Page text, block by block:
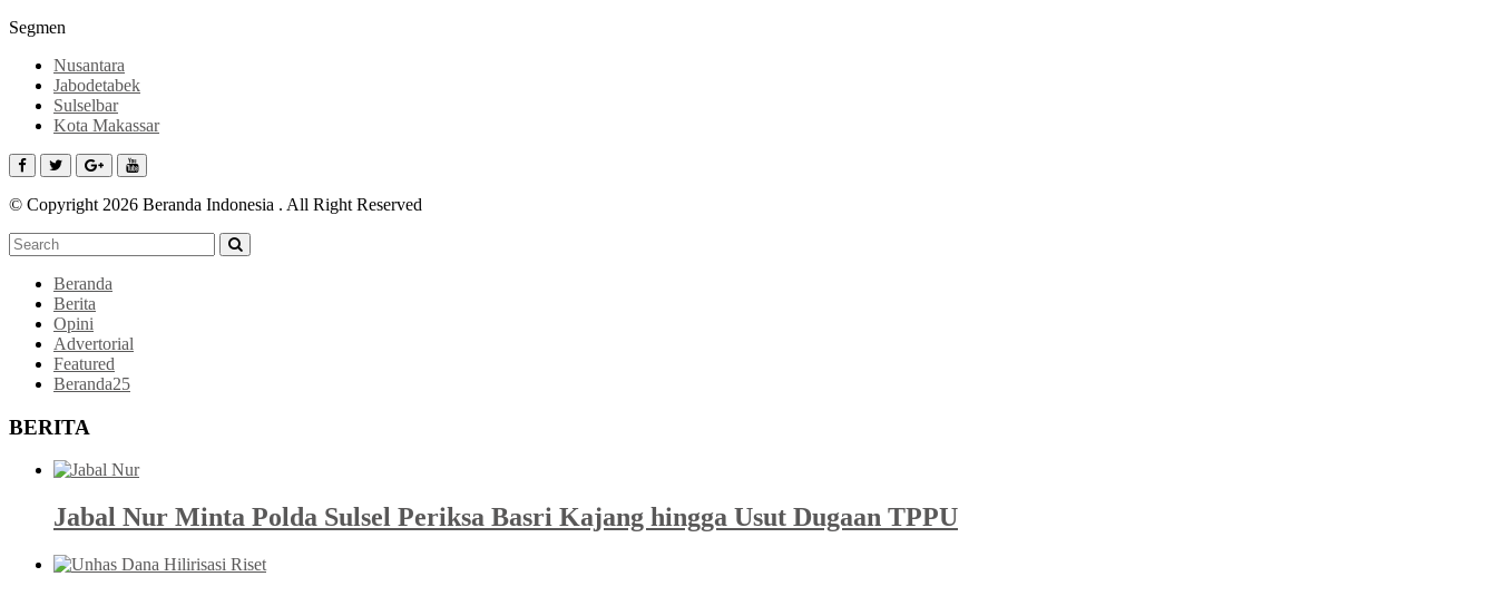
Segmen
Nusantara
Jabodetabek
Sulselbar
Kota Makassar
© Copyright 2026 Beranda Indonesia . All Right Reserved
Beranda
Berita
Opini
Advertorial
Featured
Beranda25
BERITA
Jabal Nur Minta Polda Sulsel Periksa Basri Kajang hingga Usut Dugaan TPPU